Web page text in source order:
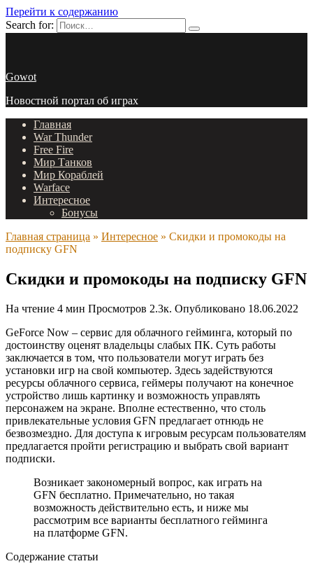
Перейти к содержанию
Search for:
Gowot
Новостной портал об играх
Главная
War Thunder
Free Fire
Мир Танков
Мир Кораблей
Warface
Интересное
Бонусы
Главная страница » Интересное » Скидки и промокоды на
подписку GFN
Скидки и промокоды на подписку GFN
На чтение 4 мин Просмотров 2.3к. Опубликовано 18.06.2022
GeForce Now – сервис для облачного гейминга, который по
достоинству оценят владельцы слабых ПК. Суть работы
заключается в том, что пользователи могут играть без
установки игр на свой компьютер. Здесь задействуются
ресурсы облачного сервиса, геймеры получают на конечное
устройство лишь картинку и возможность управлять
персонажем на экране. Вполне естественно, что столь
привлекательные условия GFN предлагает отнюдь не
безвозмездно. Для доступа к игровым ресурсам пользователям
предлагается пройти регистрацию и выбрать свой вариант
подписки.
Возникает закономерный вопрос, как играть на
GFN бесплатно. Примечательно, но такая
возможность действительно есть, и ниже мы
рассмотрим все варианты бесплатного гейминга
на платформе GFN.
Содержание статьи